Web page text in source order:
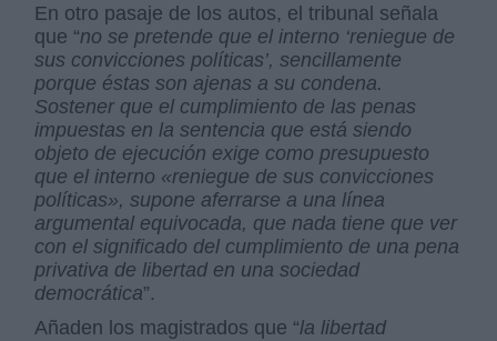
En otro pasaje de los autos, el tribunal señala
que “no se pretende que el interno ‘reniegue de
sus convicciones políticas’, sencillamente
porque éstas son ajenas a su condena.
Sostener que el cumplimiento de las penas
impuestas en la sentencia que está siendo
objeto de ejecución exige como presupuesto
que el interno «reniegue de sus convicciones
políticas», supone aferrarse a una línea
argumental equivocada, que nada tiene que ver
con el significado del cumplimiento de una pena
privativa de libertad en una sociedad
democrática”.
Añaden los magistrados que “la libertad